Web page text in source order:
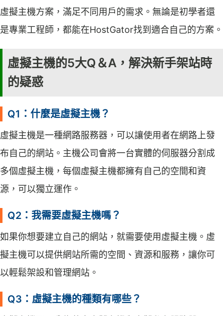
虛擬主機方案，滿足不同用戶的需求。無論是初學者還
是專業工程師，都能在HostGator找到適合自己的方案。
虛擬主機的5大Q＆A，解決新手架站時
的疑惑
Q1：什麼是虛擬主機？
虛擬主機是一種網路服務器，可以讓使用者在網路上發
布自己的網站。主機公司會將一台實體的伺服器分割成
多個虛擬主機，每個虛擬主機都擁有自己的空間和資
源，可以獨立運作。
Q2：我需要虛擬主機嗎？
如果你想要建立自己的網站，就需要使用虛擬主機。虛
擬主機可以提供網站所需的空間、資源和服務，讓你可
以輕鬆架設和管理網站。
Q3：虛擬主機的種類有哪些？